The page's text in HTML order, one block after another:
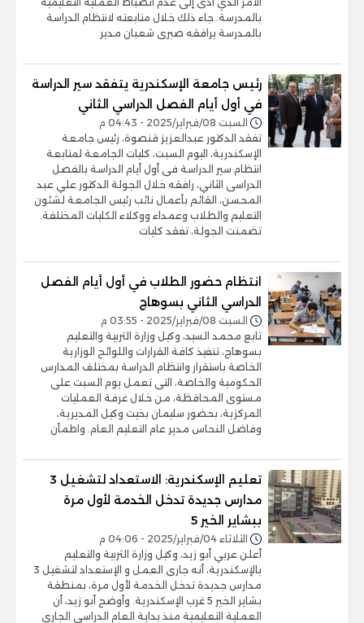
بالمدرسة. جاء ذلك خلال متابعته لانتظام الدراسة
بالمدرسة يرافقه صبرى شعبان مدير
رئيس جامعة الإسكندرية يتفقد سير الدراسة
في أول أيام الفصل الدراسي الثاني
السبت 08/فبراير/2025 - 04:43 م
تفقد الدكتور عبدالعزيز قنصوة، رئيس جامعة
الإسكندرية، اليوم السبت، كليات الجامعة لمتابعة
انتظام سير الدراسة فى أول أيام الدراسة بالفصل
الدراسى الثاني، رافقه خلال الجولة الدكتور علي عبد
المحسن، القائم بأعمال نائب رئيس الجامعة لشئون
التعليم والطلاب وعمداء ووكلاء الكليات المختلفة.
تضمنت الجولة، تفقد كليات
انتظام حضور الطلاب في أول أيام الفصل
الدراسي الثاني بسوهاج
السبت 08/فبراير/2025 - 03:55 م
تابع محمد السيد، وكيل وزارة التربية والتعليم
بسوهاج، تنفيذ كافة القرارات واللوائح الوزارية
الخاصة باستقرار وانتظام الدراسة بمختلف المدارس
الحكومية والخاصة، التى تعمل يوم السبت على
مستوى المحافظة، من خلال غرفة العمليات
المركزية، بحضور سليمان بخيت وكيل المديرية،
وفاضل النحاس مدير عام التعليم العام. واطمأن
تعليم الإسكندرية: الاستعداد لتشغيل 3
مدارس جديدة تدخل الخدمة لأول مرة
ببشاير الخير 5
الثلاثاء 04/فبراير/2025 - 04:06 م
أعلن عربي أبو زيد، وكيل وزارة التربية والتعليم
بالإسكندرية، أنه جارى العمل و الإستعداد لتشغيل 3
مدارس جديدة تدخل الخدمة لأول مرة، بمنطقة
بشاير الخير 5 غرب الإسكندرية. وأوضح أبو زيد، أن
العملية التعليمية منذ بداية العام الدراسي الجارى